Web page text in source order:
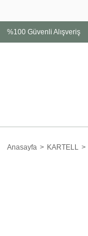
%100 Güvenli Alışveriş
Anasayfa KARTELL